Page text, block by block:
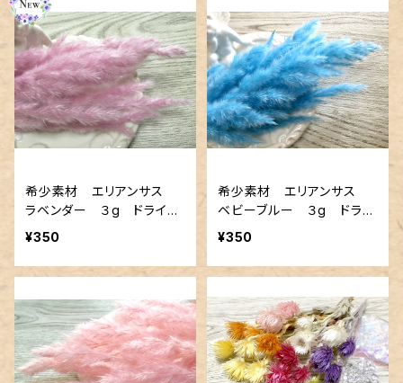
希少素材 エリアンサス
ラベンダー ３g ドライフ
ラワー スワッグ、キャンド
¥350
希少素材 エリアンサス
ベビーブルー ３g ドライ
フラワー スワッグ、キャン
¥350